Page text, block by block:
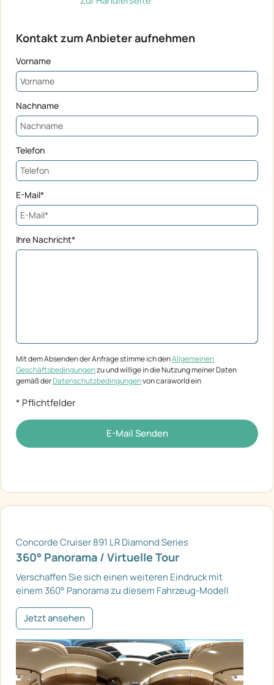
Kontakt zum Anbieter aufnehmen
Vorname
Nachname
Telefon
E-Mail*
Ihre Nachricht*
Mit dem Absenden der Anfrage stimme ich denAllgemeinen
Geschäftsbedingungenzu und willige in die Nutzung meiner Daten
gemäß derDatenschutzbedingungenvon caraworld ein
* Pflichtfelder
E-Mail Senden
Concorde Cruiser 891 LR Diamond Series
360° Panorama / Virtuelle Tour
Verschaffen Sie sich einen weiteren Eindruck mit
einem 360° Panorama zu diesem Fahrzeug-Modell
Jetzt ansehen